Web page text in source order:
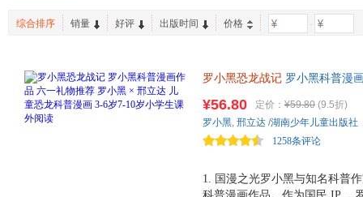
综合排序 销量 好评 出版时间 价格 -
罗小黑恐龙战记 罗小黑科普漫
品。与知名恐龙专家邢立达强
硬核知识点。搭配化石实景指
启史前冒险之旅吧。
1. 国漫之光罗小黑与知名科普
¥56.80 定价： ¥59.80 (9.5折)
1258条评论
罗小黑, 邢立达 /湖南少年儿童出版社